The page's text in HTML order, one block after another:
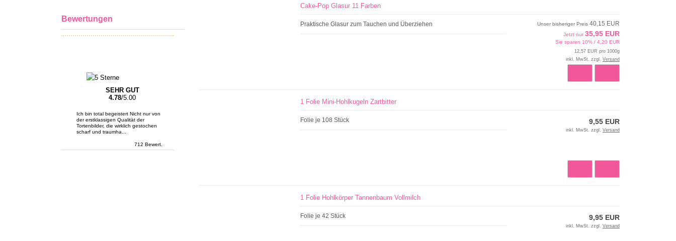
Cake-Pop Glasur 11 Farben
Praktische Glasur zum Tauchen und Überziehen Unser bisheriger Preis 40,15 EUR
Jetzt nur 35,95 EUR
Sie sparen 10% / 4,20 EUR
12,57 EUR pro 1000g
inkl. MwSt. zzgl. Versand
1 Folie Mini-Hohlkugeln Zartbitter
Folie je 108 Stück 9,55 EUR
inkl. MwSt. zzgl. Versand
1 Folie Hohlkörper Tannenbaum Vollmilch
Folie je 42 Stück 9,95 EUR
inkl. MwSt. zzgl. Versand
Bewertungen
SEHR GUT
4.78/5.00
Ich bin total begeistert Nicht nur von
der erstklassigen Qualität der
Tortenbilder, die wirklich gestochen
scharf und traumha...
712 Bewert.